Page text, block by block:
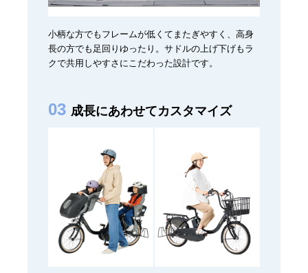
小柄な方でもフレームが低くてまたぎやすく、高身
長の方でも足回りゆったり。サドルの上げ下げもラ
クで共用しやすさにこだわった設計です。
成長にあわせてカスタマイズ